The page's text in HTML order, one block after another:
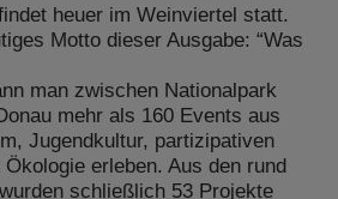
heuer im Weinviertel statt.
Motto dieser Ausgabe: “Was
man zwischen Nationalpark
mehr als 160 Events aus
Jugendkultur, partizipativen
erleben. Aus den rund
schließlich 53 Projekte